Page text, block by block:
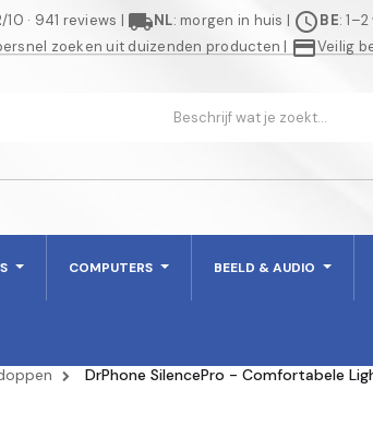
/10 · 941 reviews | local_shippingNL: morgen in huis | scheduleBE:
zoeken uit duizenden producten | credit_cardVeilig
COMPUTERS BEELD & AUDIO
DrPhone SilencePro - Comfortabele